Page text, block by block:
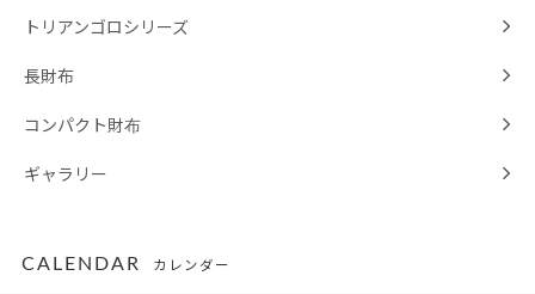
トリアンゴロシリーズ
長財布
コンパクト財布
ギャラリー
CALENDAR カレンダー